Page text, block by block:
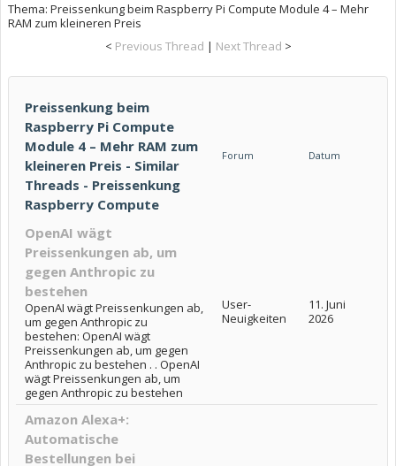
Thema: Preissenkung beim Raspberry Pi Compute Module 4 – Mehr
RAM zum kleineren Preis
< Previous Thread | Next Thread >
Preissenkung beim
Raspberry Pi Compute
Module 4 – Mehr RAM zum
kleineren Preis - Similar
Threads - Preissenkung
Raspberry Compute
Forum Datum
OpenAI wägt
Preissenkungen ab, um
gegen Anthropic zu
bestehen
OpenAI wägt Preissenkungen ab,
um gegen Anthropic zu
bestehen: OpenAI wägt
Preissenkungen ab, um gegen
Anthropic zu bestehen . . OpenAI
wägt Preissenkungen ab, um
gegen Anthropic zu bestehen
User-
Neuigkeiten
11. Juni
2026
Amazon Alexa+:
Automatische
Bestellungen bei